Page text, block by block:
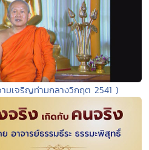
มเจริญท่ามกลางวิกฤต 2541 )